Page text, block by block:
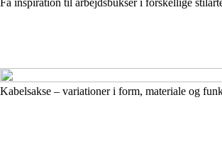
Få inspiration til arbejdsbukser i forskellige
Kabelsakse – variationer i form, materiale og